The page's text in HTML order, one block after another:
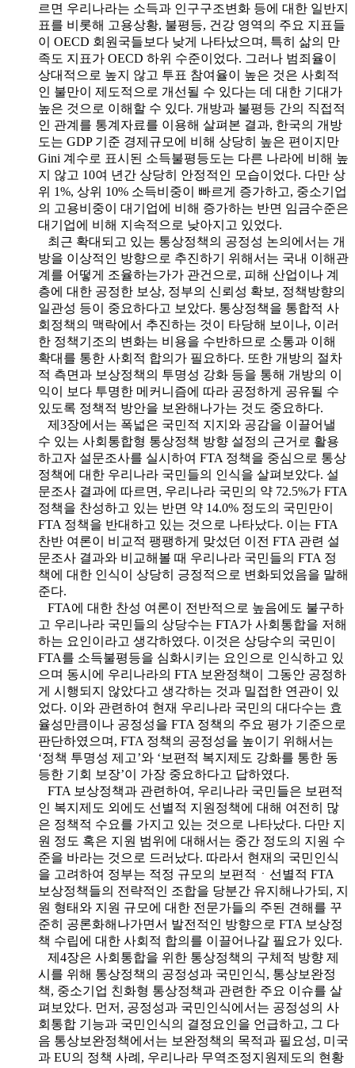
르면 우리나라는 소득과 인구구조변화 등에 대한 일반지
표를 비롯해 고용상황, 불평등, 건강 영역의 주요 지표들
이 OECD 회원국들보다 낮게 나타났으며, 특히 삶의 만
족도 지표가 OECD 하위 수준이었다. 그러나 범죄율이
상대적으로 높지 않고 투표 참여율이 높은 것은 사회적
인 불만이 제도적으로 개선될 수 있다는 데 대한 기대가
높은 것으로 이해할 수 있다. 개방과 불평등 간의 직접적
인 관계를 통계자료를 이용해 살펴본 결과, 한국의 개방
도는 GDP 기준 경제규모에 비해 상당히 높은 편이지만
Gini 계수로 표시된 소득불평등도는 다른 나라에 비해 높
지 않고 10여 년간 상당히 안정적인 모습이었다. 다만 상
위 1%, 상위 10% 소득비중이 빠르게 증가하고, 중소기업
의 고용비중이 대기업에 비해 증가하는 반면 임금수준은
대기업에 비해 지속적으로 낮아지고 있었다.
최근 확대되고 있는 통상정책의 공정성 논의에서는 개
방을 이상적인 방향으로 추진하기 위해서는 국내 이해관
계를 어떻게 조율하는가가 관건으로, 피해 산업이나 계
층에 대한 공정한 보상, 정부의 신뢰성 확보, 정책방향의
일관성 등이 중요하다고 보았다. 통상정책을 통합적 사
회정책의 맥락에서 추진하는 것이 타당해 보이나, 이러
한 정책기조의 변화는 비용을 수반하므로 소통과 이해
확대를 통한 사회적 합의가 필요하다. 또한 개방의 절차
적 측면과 보상정책의 투명성 강화 등을 통해 개방의 이
익이 보다 투명한 메커니즘에 따라 공정하게 공유될 수
있도록 정책적 방안을 보완해나가는 것도 중요하다.
제3장에서는 폭넓은 국민적 지지와 공감을 이끌어낼
수 있는 사회통합형 통상정책 방향 설정의 근거로 활용
하고자 설문조사를 실시하여 FTA 정책을 중심으로 통상
정책에 대한 우리나라 국민들의 인식을 살펴보았다. 설
문조사 결과에 따르면, 우리나라 국민의 약 72.5%가 FTA
정책을 찬성하고 있는 반면 약 14.0% 정도의 국민만이
FTA 정책을 반대하고 있는 것으로 나타났다. 이는 FTA
찬반 여론이 비교적 팽팽하게 맞섰던 이전 FTA 관련 설
문조사 결과와 비교해볼 때 우리나라 국민들의 FTA 정
책에 대한 인식이 상당히 긍정적으로 변화되었음을 말해
준다.
FTA에 대한 찬성 여론이 전반적으로 높음에도 불구하
고 우리나라 국민들의 상당수는 FTA가 사회통합을 저해
하는 요인이라고 생각하였다. 이것은 상당수의 국민이
FTA를 소득불평등을 심화시키는 요인으로 인식하고 있
으며 동시에 우리나라의 FTA 보완정책이 그동안 공정하
게 시행되지 않았다고 생각하는 것과 밀접한 연관이 있
었다. 이와 관련하여 현재 우리나라 국민의 대다수는 효
율성만큼이나 공정성을 FTA 정책의 주요 평가 기준으로
판단하였으며, FTA 정책의 공정성을 높이기 위해서는
‘정책 투명성 제고’와 ‘보편적 복지제도 강화를 통한 동
등한 기회 보장’이 가장 중요하다고 답하였다.
FTA 보상정책과 관련하여, 우리나라 국민들은 보편적
인 복지제도 외에도 선별적 지원정책에 대해 여전히 많
은 정책적 수요를 가지고 있는 것으로 나타났다. 다만 지
원 정도 혹은 지원 범위에 대해서는 중간 정도의 지원 수
준을 바라는 것으로 드러났다. 따라서 현재의 국민인식
을 고려하여 정부는 적정 규모의 보편적ㆍ선별적 FTA
보상정책들의 전략적인 조합을 당분간 유지해나가되, 지
원 형태와 지원 규모에 대한 전문가들의 주된 견해를 꾸
준히 공론화해나가면서 발전적인 방향으로 FTA 보상정
책 수립에 대한 사회적 합의를 이끌어나갈 필요가 있다.
제4장은 사회통합을 위한 통상정책의 구체적 방향 제
시를 위해 통상정책의 공정성과 국민인식, 통상보완정
책, 중소기업 친화형 통상정책과 관련한 주요 이슈를 살
펴보았다. 먼저, 공정성과 국민인식에서는 공정성의 사
회통합 기능과 국민인식의 결정요인을 언급하고, 그 다
음 통상보완정책에서는 보완정책의 목적과 필요성, 미국
과 EU의 정책 사례, 우리나라 무역조정지원제도의 현황